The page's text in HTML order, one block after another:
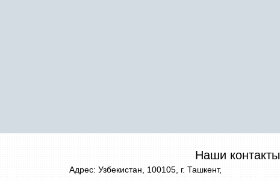
Наши контакты
Адрес: Узбекистан, 100105, г. Ташкент,